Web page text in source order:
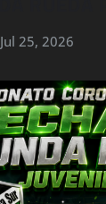
Jul 25, 2026